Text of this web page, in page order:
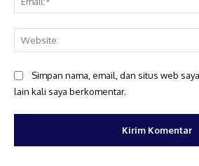
Simpan nama, email, dan situs web
lain kali saya berkomentar.